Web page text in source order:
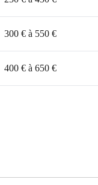
300 € à 550 €
400 € à 650 €